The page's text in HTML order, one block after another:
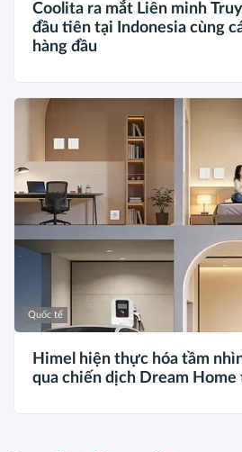
Coolita ra mắt Liên minh
đầu tiên tại Indonesia cùng
hàng đầu
Quốc tế
Himel hiện thực hóa tầm
qua chiến dịch Dream Home